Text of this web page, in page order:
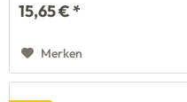
15,65 € *
Merken